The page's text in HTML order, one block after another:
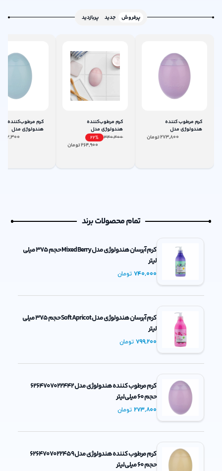
پرفروش جدید پربازدید
کرم مرطوب کننده
هندولوژی مدل
6264707022442 حجم 60
273,800تومان
کرم مرطوب‌کننده
هندولوژی مدل
340,400
22%
264,900تومان
کرم مرطوب‌کننده
هندولوژی مدل
272,300
تمام محصولات برند
کرم آبرسان هندولوژی مدل Mixed Berry حجم 375 میلی
لیتر
740,000تومان
کرم آبرسان هندولوژی مدل Soft Apricot حجم 375 میلی
لیتر
799,200تومان
کرم مرطوب کننده هندولوژی مدل 6264707022442
حجم 60 میلی‌لیتر
273,800تومان
کرم مرطوب کننده هندولوژی مدل 6264707022459
حجم 60 میلی‌لیتر